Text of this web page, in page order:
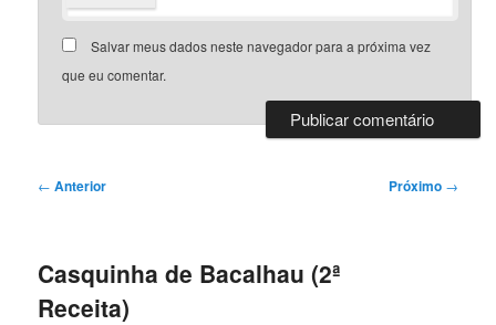
Salvar meus dados neste navegador para a próxima vez
que eu comentar.
Navegação
← Anterior Próximo →
Casquinha de Bacalhau (2ª
Receita)